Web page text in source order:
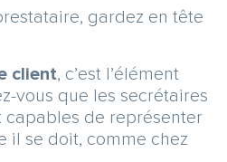
gardez en tête
client, c’est l’élément
vous que les secrétaires
capables de représenter
il se doit, comme chez